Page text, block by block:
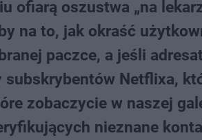
ofiarą oszustwa „na
na to, jak okraść
paczce, a jeśli
subskrybentów Netflixa,
zobaczycie w naszej
nieznane